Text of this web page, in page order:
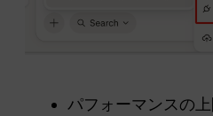
パフォーマンスの